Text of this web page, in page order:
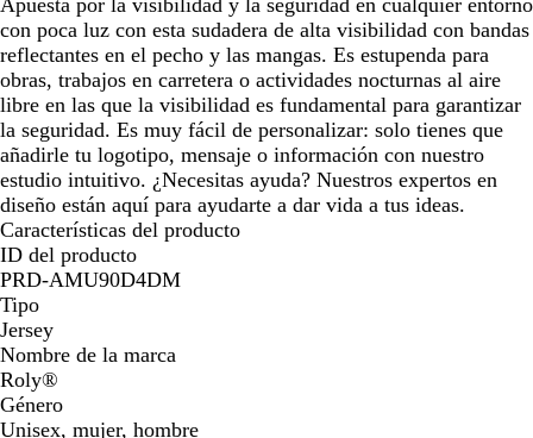
e
e
s
c
e
n
t
e
s
c
e
n
t
e
c
e
n
t
e
con poca luz con esta sudadera de alta visibilidad con bandas
reflectantes en el pecho y las mangas. Es estupenda para
obras, trabajos en carretera o actividades nocturnas al aire
libre en las que la visibilidad es fundamental para garantizar
la seguridad. Es muy fácil de personalizar: solo tienes que
añadirle tu logotipo, mensaje o información con nuestro
estudio intuitivo. ¿Necesitas ayuda? Nuestros expertos en
diseño están aquí para ayudarte a dar vida a tus ideas.
Características del producto
ID del producto
PRD-AMU90D4DM
Tipo
Jersey
Nombre de la marca
Roly®
Género
Unisex, mujer, hombre